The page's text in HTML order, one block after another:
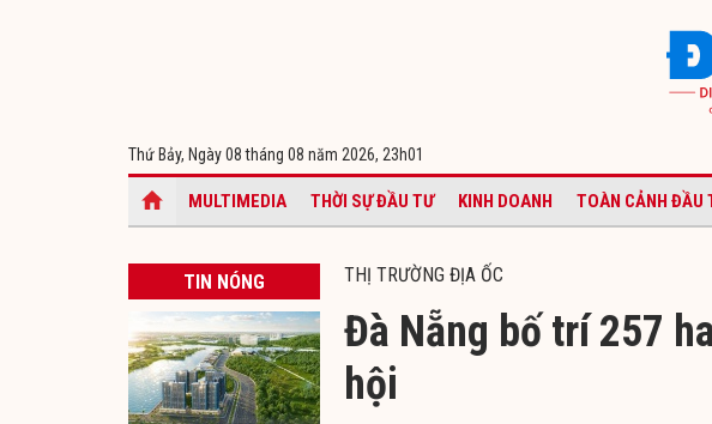
Thứ Bảy, Ngày 08 tháng 08 năm 2026, 23h01
MULTIMEDIA THỜI SỰ ĐẦU TƯ KINH DOANH TOÀN CẢNH ĐẦU
TIN NÓNG THỊ TRƯỜNG ĐỊA ỐC
Đà Nẵng bố trí 257
hội